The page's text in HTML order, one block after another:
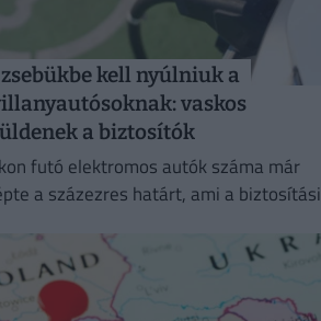
kell nyúlniuk a
vaskos
a biztosítók
futó elektromos autók száma már
a százezres határt, ami a biztosítási